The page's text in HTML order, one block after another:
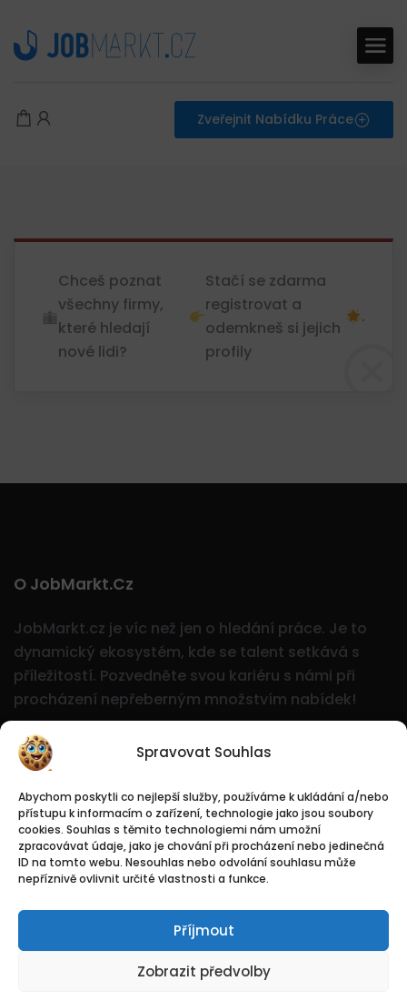
Spravovat Souhlas
Abychom poskytli co nejlepší služby, používáme k ukládání a/nebo
přístupu k informacím o zařízení, technologie jako jsou soubory
cookies. Souhlas s těmito technologiemi nám umožní
zpracovávat údaje, jako je chování při procházení nebo jedinečná
ID na tomto webu. Nesouhlas nebo odvolání souhlasu může
nepříznivě ovlivnit určité vlastnosti a funkce.
Příjmout
Zobrazit předvolby
Zveřejnit Nabídku Práce
Chceš poznat
všechny firmy,
které hledají
nové lidi?
Stačí se zdarma
registrovat a
odemkneš si jejich
profily
.
O JobMarkt.cz
JobMarkt.cz je víc než jen o hledání práce. Je to
dynamický ekosystém, kde se talent setkává s
příležitostí. Pozvedněte svou kariéru s námi při
procházení nepřeberným množstvím nabídek!
Logo Jobmarkt.cz ® je registrovaná ochranná
známka.